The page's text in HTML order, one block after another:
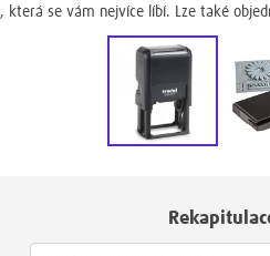
, která se vám nejvíce líbí. Lze také